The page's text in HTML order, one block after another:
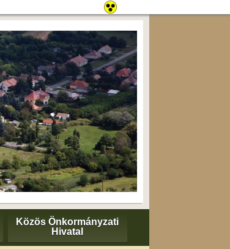
Közös Önkormányzati
Hivatal